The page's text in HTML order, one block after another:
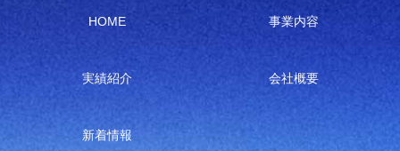
HOME 事業内容
実績紹介 会社概要
新着情報